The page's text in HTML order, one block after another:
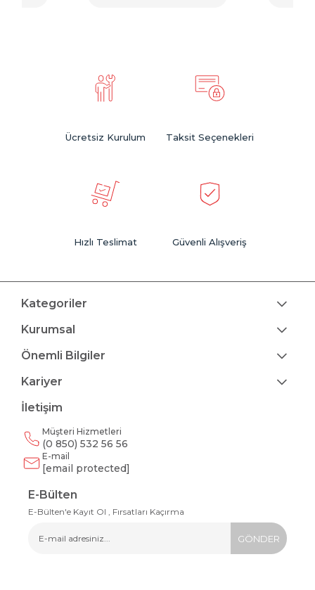
Ücretsiz Kurulum Taksit Seçenekleri
Hızlı Teslimat Güvenli Alışveriş
Kategoriler
Kurumsal
Önemli Bilgiler
Kariyer
İletişim
Müşteri Hizmetleri
(0 850) 532 56 56
E-mail
[email protected]
E-Bülten
E-Bülten'e Kayıt Ol , Fırsatları Kaçırma
GÖNDER